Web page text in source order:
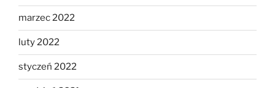
marzec 2022
luty 2022
styczeń 2022